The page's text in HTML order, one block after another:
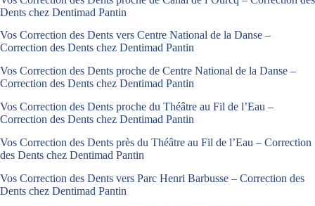
Dents chez Dentimad Pantin
Vos Correction des Dents vers Centre National de la Danse –
Correction des Dents chez Dentimad Pantin
Vos Correction des Dents proche de Centre National de la Danse –
Correction des Dents chez Dentimad Pantin
Vos Correction des Dents proche du Théâtre au Fil de l’Eau –
Correction des Dents chez Dentimad Pantin
Vos Correction des Dents près du Théâtre au Fil de l’Eau – Correction
des Dents chez Dentimad Pantin
Vos Correction des Dents vers Parc Henri Barbusse – Correction des
Dents chez Dentimad Pantin